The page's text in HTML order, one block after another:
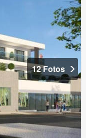
12 Fotos